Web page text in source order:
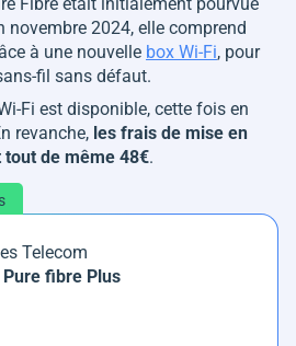
novembre 2024, elle comprend
à une nouvelle box Wi-Fi, pour
fil sans défaut.
Fi est disponible, cette fois en
revanche, les frais de mise en
de même 48€.
Telecom
Pure fibre Plus